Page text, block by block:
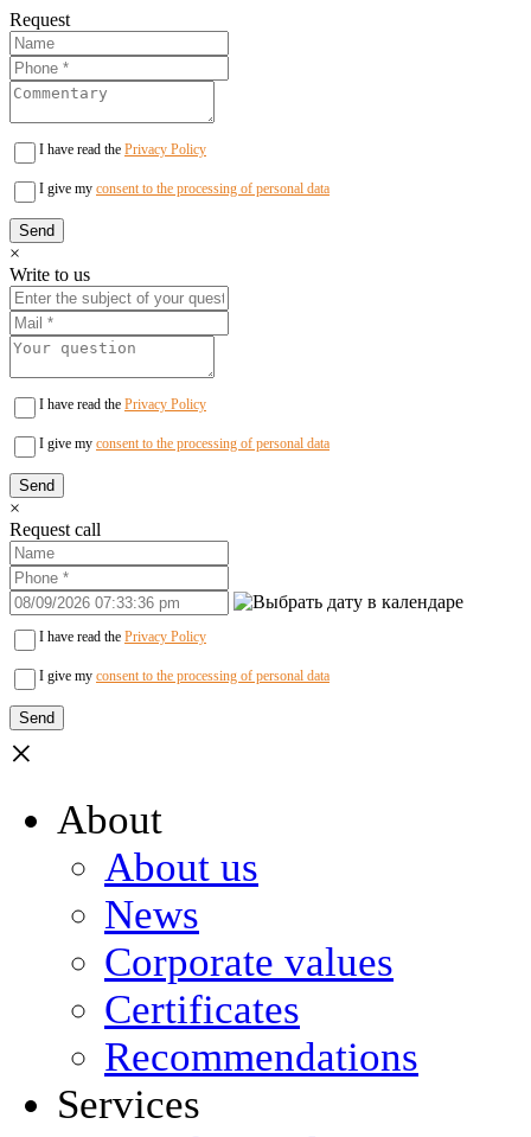
Request
I have read the Privacy Policy
I give my consent to the processing of personal data
×
Write to us
I have read the Privacy Policy
I give my consent to the processing of personal data
×
Request call
I have read the Privacy Policy
I give my consent to the processing of personal data
×
About
About us
News
Corporate values
Certificates
Recommendations
Services